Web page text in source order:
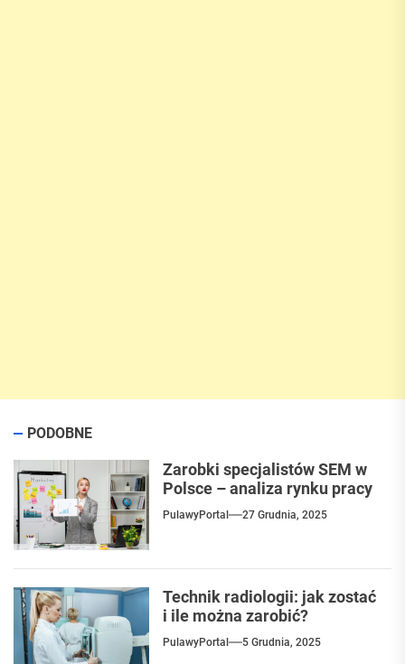
PODOBNE
Zarobki specjalistów SEM w
Polsce – analiza rynku pracy
PulawyPortal 27 Grudnia, 2025
Technik radiologii: jak zostać
i ile można zarobić?
PulawyPortal 5 Grudnia, 2025